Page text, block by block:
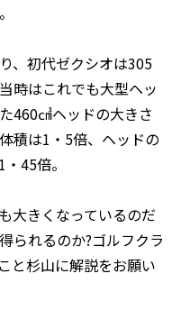
、初代ゼクシオは305
時はこれでも大型ヘッ
460㎤ヘッドの大きさ
積は1・5倍、ヘッドの
45倍。
大きくなっているのだ
られるのか?ゴルフクラ
と杉山に解説をお願い